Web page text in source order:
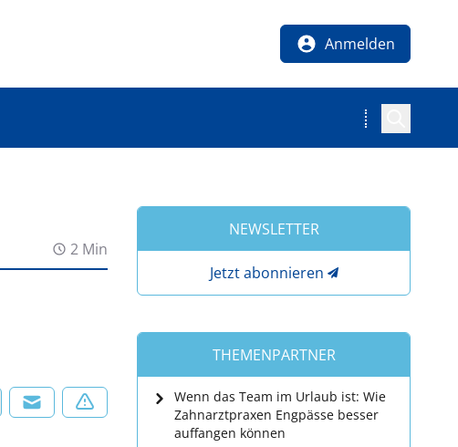
Anmelden
2 Min
NEWSLETTER
Jetzt abonnieren
THEMENPARTNER
Wenn das Team im Urlaub ist: Wie
Zahnarztpraxen Engpässe besser
auffangen können